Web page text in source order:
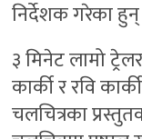
निर्देशक गरेका हुन्
३ मिनेट लामो
कार्की र रवि
चलचित्रका